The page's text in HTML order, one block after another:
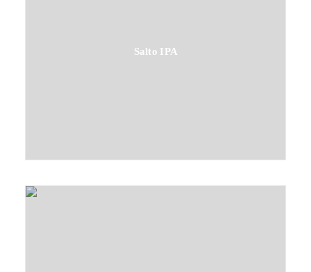
Salto IPA